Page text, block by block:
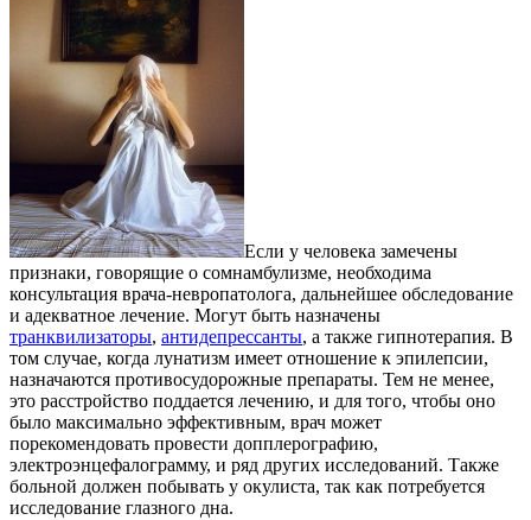
Если у человека замечены
признаки, говорящие о сомнамбулизме, необходима
консультация врача-невропатолога, дальнейшее обследование
и адекватное лечение. Могут быть назначены
транквилизаторы, антидепрессанты, а также гипнотерапия. В
том случае, когда лунатизм имеет отношение к эпилепсии,
назначаются противосудорожные препараты. Тем не менее,
это расстройство поддается лечению, и для того, чтобы оно
было максимально эффективным, врач может
порекомендовать провести допплерографию,
электроэнцефалограмму, и ряд других исследований. Также
больной должен побывать у окулиста, так как потребуется
исследование глазного дна.